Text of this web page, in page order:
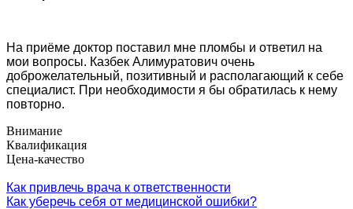
На приёме доктор поставил мне пломбы и ответил на
мои вопросы. Казбек Алимуратович очень
доброжелательный, позитивный и располагающий к себе
специалист. При необходимости я бы обратилась к нему
повторно.
Внимание
Квалификация
Цена-качество
Как привлечь врача к ответственности
Как уберечь себя от медицинской ошибки?